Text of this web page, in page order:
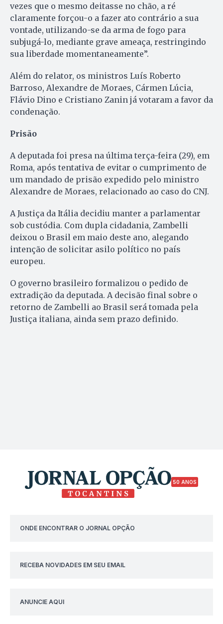
vezes que o mesmo deitasse no chão, a ré
claramente forçou-o a fazer ato contrário a sua
vontade, utilizando-se da arma de fogo para
subjugá-lo, mediante grave ameaça, restringindo
sua liberdade momentaneamente”.
Além do relator, os ministros Luís Roberto
Barroso, Alexandre de Moraes, Cármen Lúcia,
Flávio Dino e Cristiano Zanin já votaram a favor da
condenação.
Prisão
A deputada foi presa na última terça-feira (29), em
Roma, após tentativa de evitar o cumprimento de
um mandado de prisão expedido pelo ministro
Alexandre de Moraes, relacionado ao caso do CNJ.
A Justiça da Itália decidiu manter a parlamentar
sob custódia. Com dupla cidadania, Zambelli
deixou o Brasil em maio deste ano, alegando
intenção de solicitar asilo político no país
europeu.
O governo brasileiro formalizou o pedido de
extradição da deputada. A decisão final sobre o
retorno de Zambelli ao Brasil será tomada pela
Justiça italiana, ainda sem prazo definido.
50 ANOS
ONDE ENCONTRAR O JORNAL OPÇÃO
RECEBA NOVIDADES EM SEU EMAIL
ANUNCIE AQUI